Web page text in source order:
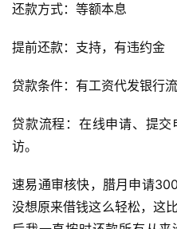
还款方式：等额本息
提前还款：支持，有违约金
贷款条件：有工资代发银行
贷款流程：在线申请、提
访。
速易通审核快，腊月申请
没想原来借钱这么轻松，这